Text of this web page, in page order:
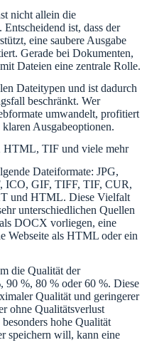
nicht allein die
ist, dass der
eine saubere Ausgabe
Gerade bei Dokumenten,
Dateien eine zentrale Rolle.
Dateitypen und ist dadurch
beschränkt. Wer
umwandelt, profitiert
Ausgabeoptionen.
HTML, TIF und viele mehr
Dateiformate: JPG,
ICO, GIF, TIFF, TIF, CUR,
und HTML. Diese Vielfalt
unterschiedlichen Quellen
DOCX vorliegen, eine
Webseite als HTML oder ein
die Qualität der
90 %, 80 % oder 60 %. Diese
Qualität und geringerer
ohne Qualitätsverlust
hohe Qualität
speichern will, kann eine